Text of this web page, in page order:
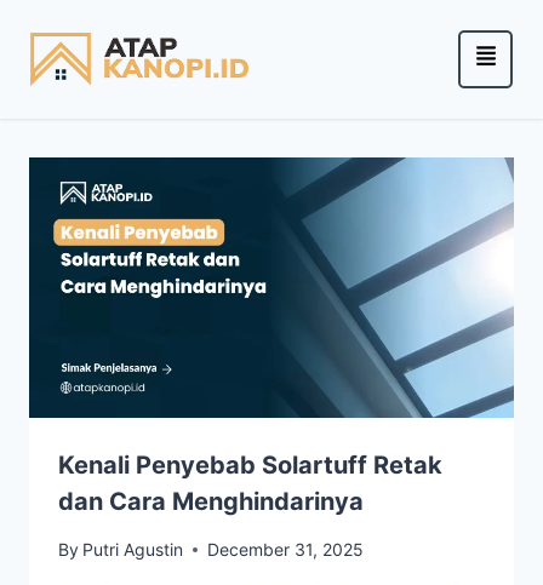
Kenali Penyebab Solartuff Retak
dan Cara Menghindarinya
By Putri Agustin December 31, 2025